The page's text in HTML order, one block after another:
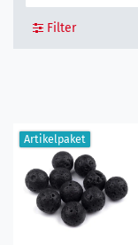
Filter
Artikelpaket